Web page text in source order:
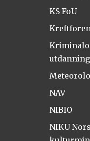
KS FoU
NAV
NIBIO
NIKU